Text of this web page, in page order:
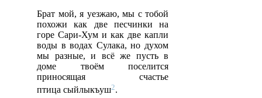
Брат мой, я уезжаю, мы с тобой
похожи как две песчинки на
горе Сари-Хум и как две капли
воды в водах Сулака, но духом
мы разные, и всё же пусть в
доме твоём поселится
приносящая счастье
птица сыйлыкъуш2.